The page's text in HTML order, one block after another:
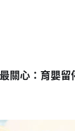
關心：育嬰留